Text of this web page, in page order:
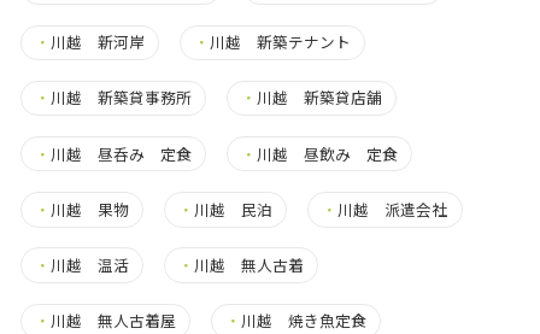
・ 川越 新河岸 ・ 川越 新築テナント
・ 川越 新築貸事務所 ・ 川越 新築貸店舗
・ 川越 昼呑み 定食 ・ 川越 昼飲み 定食
・ 川越 果物 ・ 川越 民泊 ・ 川越 派遣会社
・ 川越 温活 ・ 川越 無人古着
・ 川越 無人古着屋 ・ 川越 焼き魚定食